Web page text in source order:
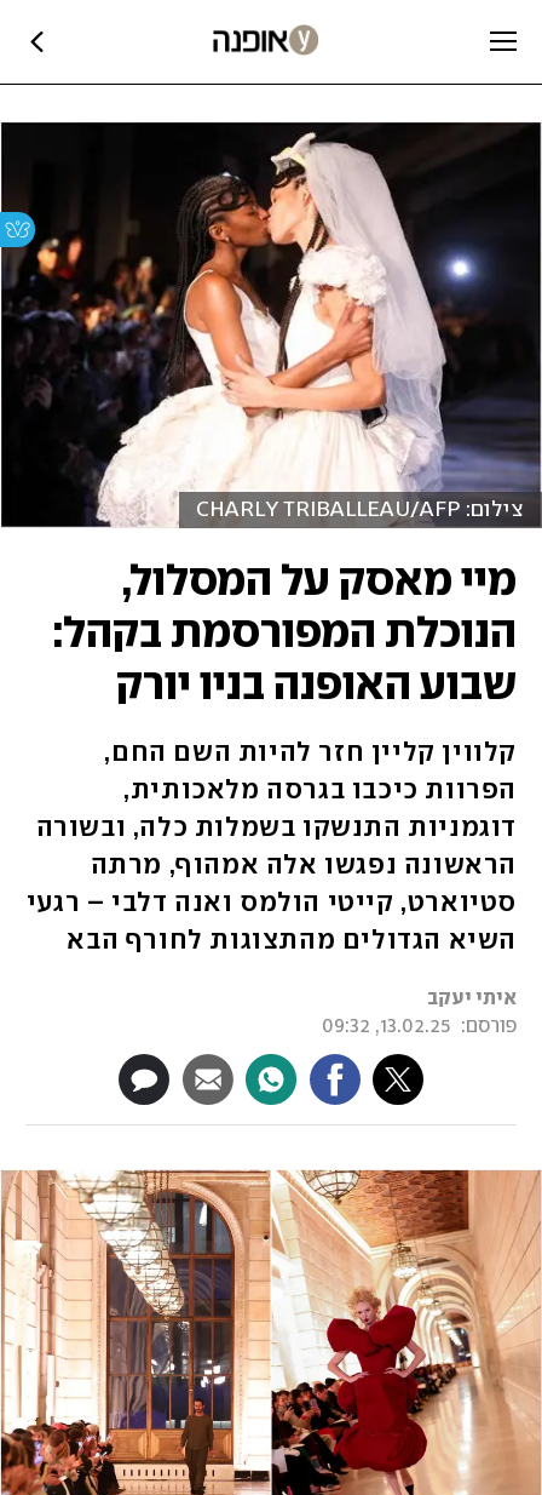
צילום: CHARLY TRIBALLEAU/AFP
מיי מאסק על המסלול,
הנוכלת המפורסמת בקהל:
שבוע האופנה בניו יורק
קלווין קליין חזר להיות השם החם,
הפרוות כיכבו בגרסה מלאכותית,
דוגמניות התנשקו בשמלות כלה, ובשורה
הראשונה נפגשו אלה אמהוף, מרתה
סטיוארט, קייטי הולמס ואנה דלבי – רגעי
השיא הגדולים מהתצוגות לחורף הבא
איתי יעקב
פורסם:
13.02.25, 09:32